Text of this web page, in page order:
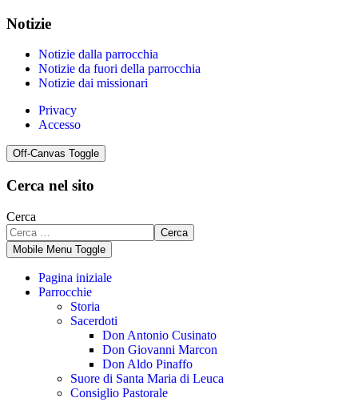
Notizie
Notizie dalla parrocchia
Notizie da fuori della parrocchia
Notizie dai missionari
Privacy
Accesso
Off-Canvas Toggle
Cerca nel sito
Cerca
Cerca
Mobile Menu Toggle
Pagina iniziale
Parrocchie
Storia
Sacerdoti
Don Antonio Cusinato
Don Giovanni Marcon
Don Aldo Pinaffo
Suore di Santa Maria di Leuca
Consiglio Pastorale